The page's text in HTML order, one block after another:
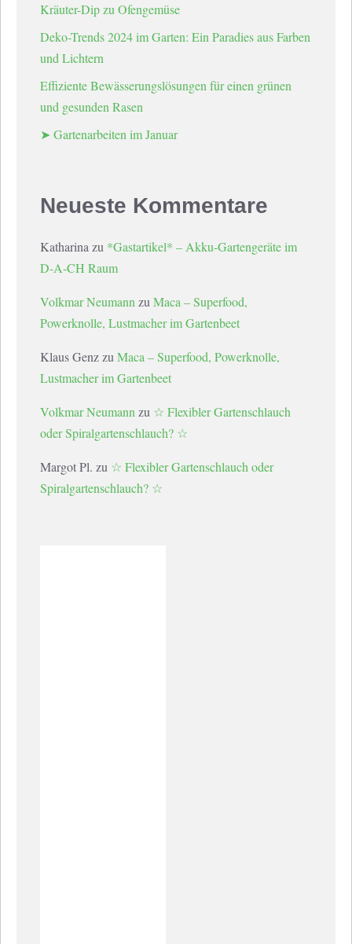
Kräuter-Dip zu Ofengemüse
Deko-Trends 2024 im Garten: Ein Paradies aus Farben
und Lichtern
Effiziente Bewässerungslösungen für einen grünen
und gesunden Rasen
➤ Gartenarbeiten im Januar
Neueste Kommentare
Katharina zu *Gastartikel* – Akku-Gartengeräte im
D-A-CH Raum
Volkmar Neumann zu Maca – Superfood,
Powerknolle, Lustmacher im Gartenbeet
Klaus Genz zu Maca – Superfood, Powerknolle,
Lustmacher im Gartenbeet
Volkmar Neumann zu ☆ Flexibler Gartenschlauch
oder Spiralgartenschlauch? ☆
Margot Pl. zu ☆ Flexibler Gartenschlauch oder
Spiralgartenschlauch? ☆